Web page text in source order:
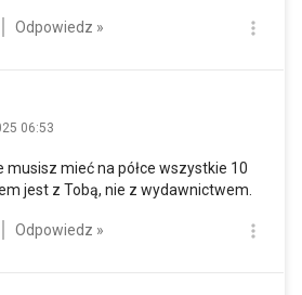
Odpowiedz »
06:53
musisz mieć na półce wszystkie 10
jest z Tobą, nie z wydawnictwem.
Odpowiedz »